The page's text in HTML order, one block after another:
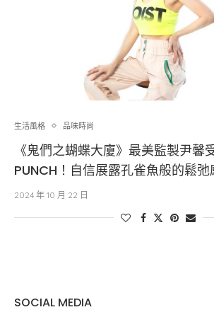
生活風格 品味時尚
《鬼們之蝴蝶大廈》最美監製尹馨
PUNCH！自信展露孔雀魚般的鬆弛
2024 年 10 月 22 日
SOCIAL MEDIA